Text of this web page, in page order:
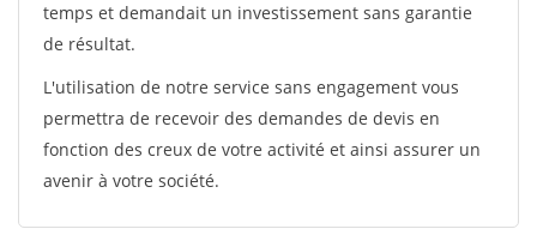
temps et demandait un investissement sans garantie
de résultat.
L'utilisation de notre service sans engagement vous
permettra de recevoir des demandes de devis en
fonction des creux de votre activité et ainsi assurer un
avenir à votre société.